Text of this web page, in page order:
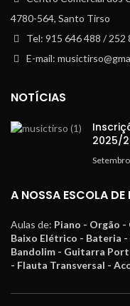
4780-564, Santo Tirso
Tel: 915 646 488 / 252
E-mail:
NOTÍCIAS
2025/
A NOSSA ESCOLA
Aulas de: Piano - Orgão
Baixo Elétrico - Bateria
Bandolim - Guitarra
- Flauta Transversal -